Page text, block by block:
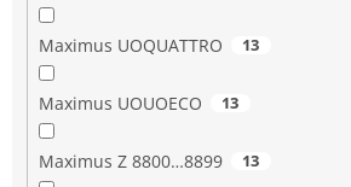
Maximus UOQUATTRO 13
Maximus UOUOECO 13
Maximus Z 8800…8899 13